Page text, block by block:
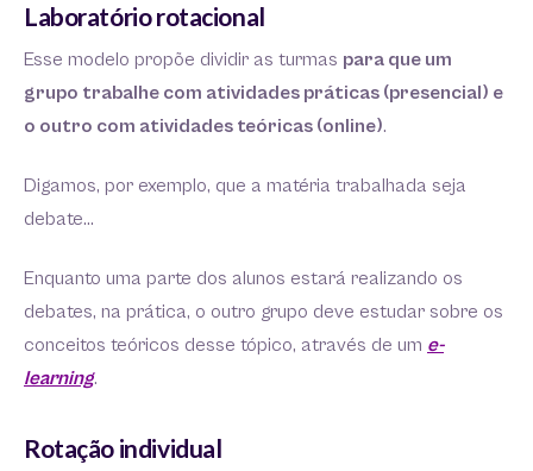
Laboratório rotacional
Esse modelo propõe dividir as turmas para que um
grupo trabalhe com atividades práticas (presencial) e
o outro com atividades teóricas (online).
Digamos, por exemplo, que a matéria trabalhada seja
debate…
Enquanto uma parte dos alunos estará realizando os
debates, na prática, o outro grupo deve estudar sobre os
conceitos teóricos desse tópico, através de um e-
learning.
Rotação individual